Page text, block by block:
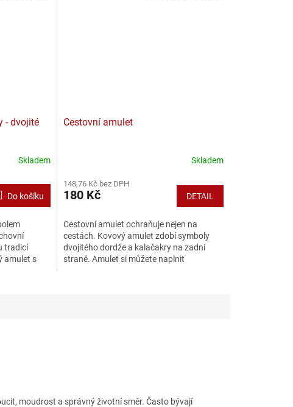
- dvojité
Skladem
Do košíku
tradicí
amulet s
Cestovní amulet
produktu
z
hvězdiček.
Skladem
148,76 Kč bez DPH
180 Kč DETAIL
Cestovní amulet ochraňuje nejen na
cestách. Kovový amulet zdobí symboly
dvojitého dordže a kalačakry na zadní
straně. Amulet si můžete naplnit
moudrost a správný životní směr. Často bývají